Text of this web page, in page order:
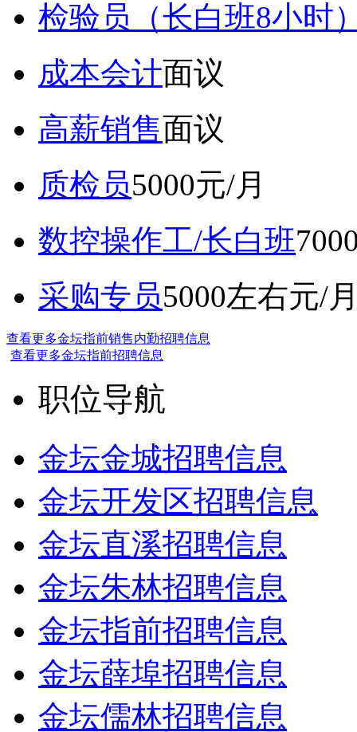
检验员（长白班8小时
成本会计面议
高薪销售面议
质检员5000元/月
数控操作工/长白班
采购专员5000左右元/
查看更多金坛指前销售内勤招聘信息
查看更多金坛指前招聘信息
职位导航
金坛金城招聘信息
金坛开发区招聘信息
金坛直溪招聘信息
金坛朱林招聘信息
金坛指前招聘信息
金坛薛埠招聘信息
金坛儒林招聘信息